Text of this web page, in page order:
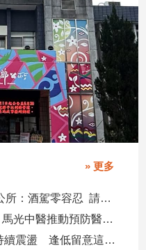
» 更多
副主任涉酒駕肇事 吉安鄉公所：酒駕零容忍 請辭獲准
攜AI科技參展高齡健康展 馬光中醫推動預防醫學迎接長壽新經濟
台股力守4萬4！法人研判持續震盪 逢低留意這些族群